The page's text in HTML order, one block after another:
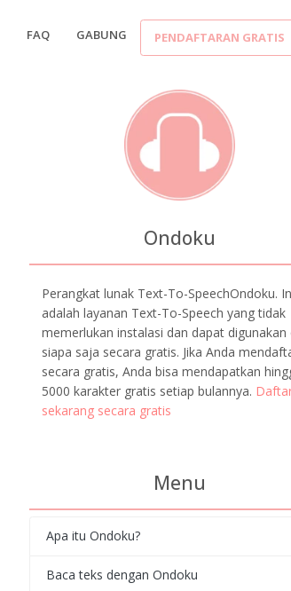
FAQ GABUNG PENDAFTARAN GRATIS
Ondoku
Perangkat lunak Text-To-SpeechOndoku.
adalah layanan Text-To-Speech yang tidak
memerlukan instalasi dan dapat digunakan
siapa saja secara gratis. Jika Anda
secara gratis, Anda bisa mendapatkan
5000 karakter gratis setiap bulannya.
sekarang secara gratis
Menu
Apa itu Ondoku?
Baca teks dengan Ondoku